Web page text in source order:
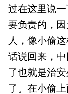
过在这里说
要负责的，
人，像小偷
话说回来，
了也就是治
了。在小偷